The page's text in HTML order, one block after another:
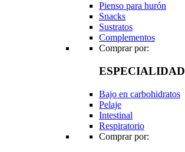
Pienso para hurón
Snacks
Sustratos
Complementos
Comprar por:
ESPECIALIDAD
Bajo en carbohidratos
Pelaje
Intestinal
Respiratorio
Comprar por: